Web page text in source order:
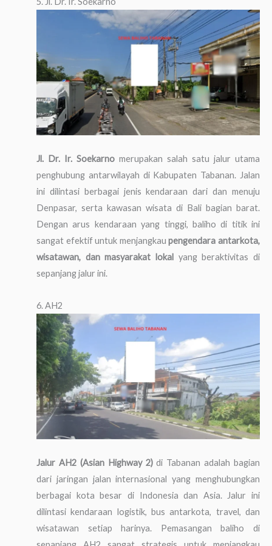
Jl. Dr. Ir. Soekarno merupakan salah satu jalur utama
penghubung antarwilayah di Kabupaten Tabanan. Jalan
ini dilintasi berbagai jenis kendaraan dari dan menuju
Denpasar, serta kawasan wisata di Bali bagian barat.
Dengan arus kendaraan yang tinggi, baliho di titik ini
sangat efektif untuk menjangkaupengendara antarkota,
wisatawan, dan masyarakat lokal yang beraktivitas di
sepanjang jalur ini.
6. AH2
Jalur AH2 (Asian Highway 2)di Tabanan adalah bagian
dari jaringan jalan internasional yang menghubungkan
berbagai kota besar di Indonesia dan Asia. Jalur ini
dilintasi kendaraan logistik, bus antarkota, travel, dan
wisatawan setiap harinya. Pemasangan baliho di